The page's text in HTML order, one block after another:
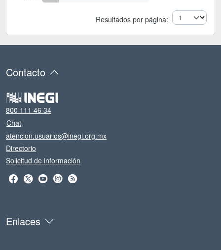
Resultados por página:
Contacto
800 111 46 34
Chat
atencion.usuarios@inegi.org.mx
Directorio
Solicitud de información
Enlaces